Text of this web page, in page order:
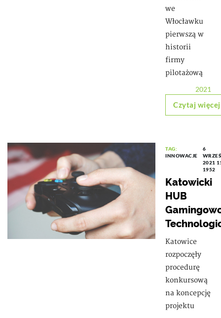
we
Włocławku
pierwszą w
historii
firmy
pilotażową
2021
Czytaj więcej
TAG:
INNOWACJE
6
2021
1952
Katowicki
HUB
Katowice
rozpoczęły
procedurę
konkursową
na koncepcję
projektu